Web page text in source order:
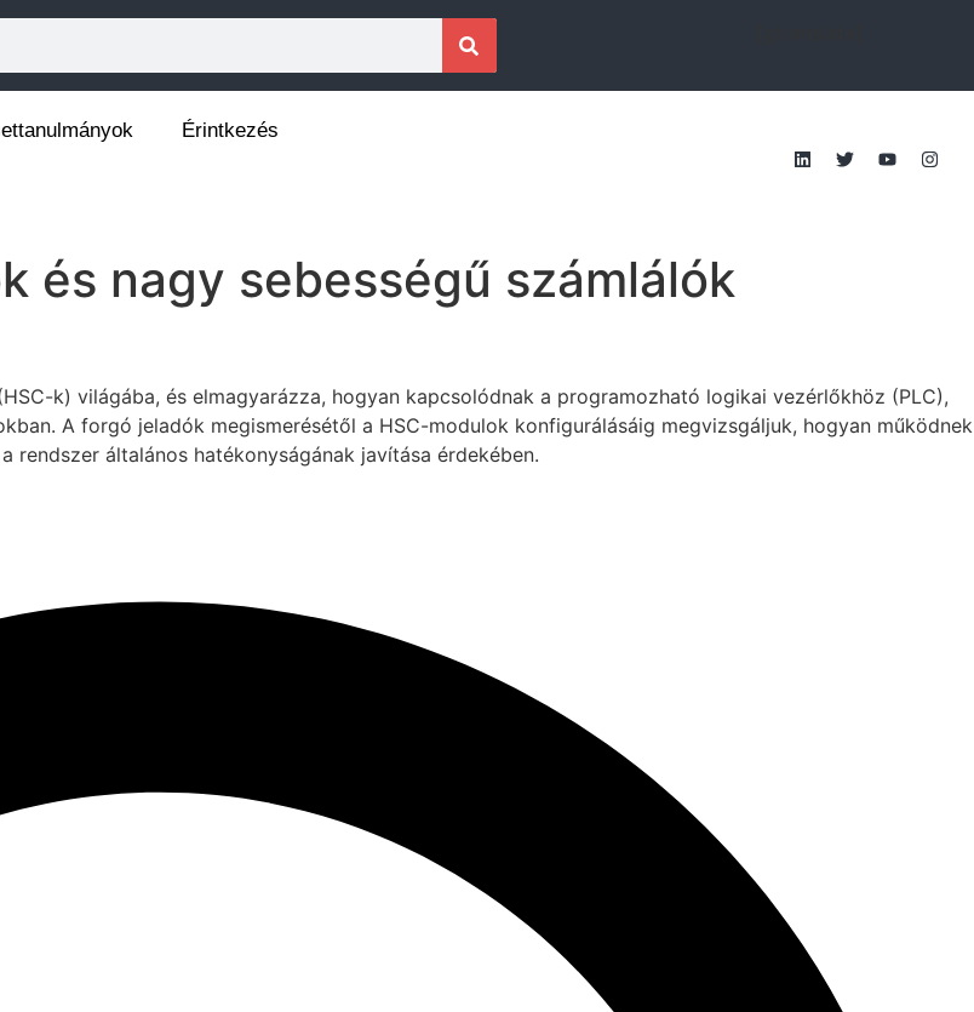
Érintkezés
és nagy sebességű számlálók
k) világába, és elmagyarázza, hogyan kapcsolódnak a programozható logikai vezérlőkhöz (PLC),
A forgó jeladók megismerésétől a HSC-modulok konfigurálásáig megvizsgáljuk, hogyan működnek
rendszer általános hatékonyságának javítása érdekében.